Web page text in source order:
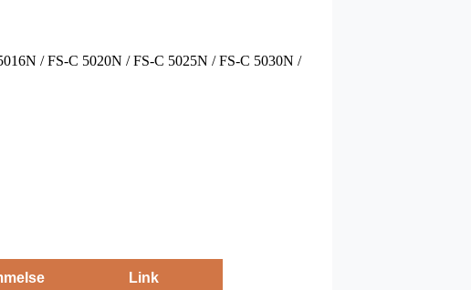
/ FS-C 5020N / FS-C 5025N / FS-C 5030N /
Link